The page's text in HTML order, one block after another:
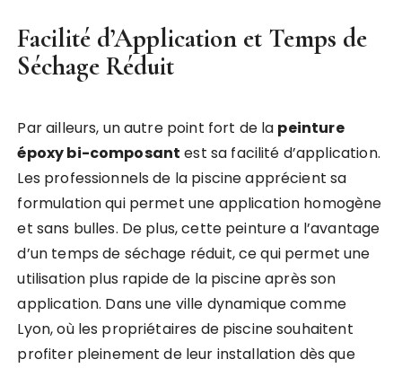
Facilité d’Application et Temps de
Séchage Réduit
Par ailleurs, un autre point fort de la peinture
époxy bi-composant est sa facilité d’application.
Les professionnels de la piscine apprécient sa
formulation qui permet une application homogène
et sans bulles. De plus, cette peinture a l’avantage
d’un temps de séchage réduit, ce qui permet une
utilisation plus rapide de la piscine après son
application. Dans une ville dynamique comme
Lyon, où les propriétaires de piscine souhaitent
profiter pleinement de leur installation dès que